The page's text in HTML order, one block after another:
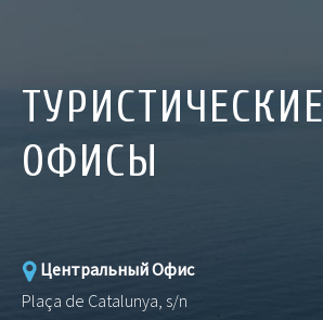
ТУРИСТИЧЕСКИЕ
ОФИСЫ
Центральный Офис
Plaça de Catalunya, s/n